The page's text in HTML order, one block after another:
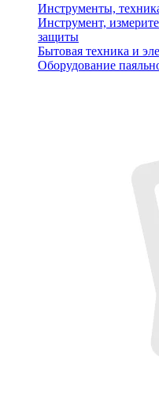
Инструменты,
Инструмент,
защиты
Бытовая техника и
Оборудование